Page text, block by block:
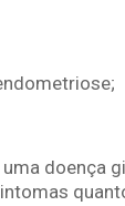
doença